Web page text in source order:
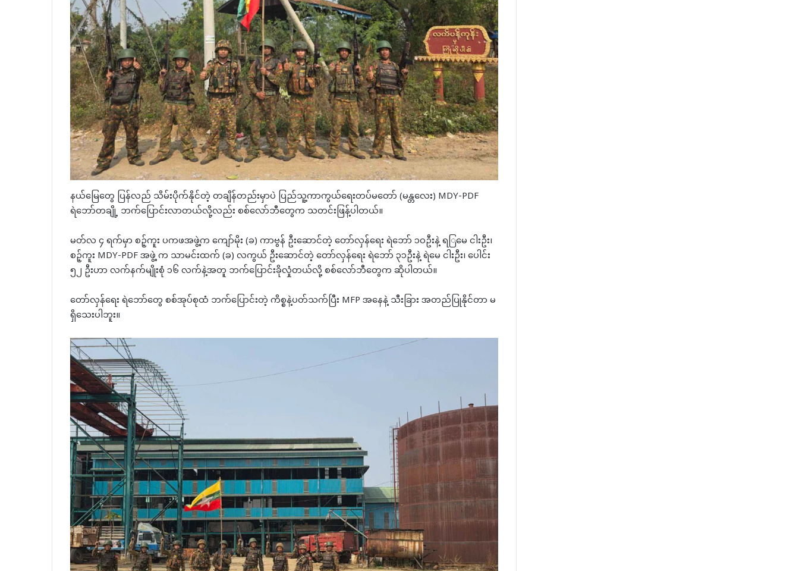
နယ်မြေတွေ ပြန်လည် သိမ်းပိုက်နိုင်တဲ့ တချိန်တည်းမှာပဲ ပြည်သူ့ကာကွယ်ရေးတပ်မတော် (မန္တလေး) MDY-PDF
ရဲဘော်တချို့ ဘက်ပြောင်းလာတယ်လို့လည်း စစ်လော်ဘီတွေက သတင်းဖြန့်ပါတယ်။
မတ်လ ၄ ရက်မှာ စဉ့်ကူး ပကဖအဖွဲ့က ကျော်မိုး (ခ) ကာဗွန် ဦးဆောင်တဲ့ တော်လှန်ရေး ရဲဘော် ၁၀ဦးနဲ့ ရ​ြမေ ငါးဦး၊
စဉ့်ကူး MDY-PDF အဖွဲ့ က သာမင်းထက် (ခ) လကွယ် ဦးဆောင်တဲ့ တော်လှန်ရေး ရဲဘော် ၃၁ဦးနဲ့ ရဲမေ ငါးဦး၊ ပေါင်း
၅၂ ဦးဟာ လက်နက်မျိုးစုံ ၁၆ လက်နဲ့အတူ ဘက်ပြောင်းခိုလှုံတယ်လို့ စစ်လော်ဘီတွေက ဆိုပါတယ်။
တော်လှန်ရေး ရဲဘော်တွေ စစ်အုပ်စုထံ ဘက်ပြောင်းတဲ့ ကိစ္စနဲ့ပတ်သက်ပြီး MFP အနေနဲ့ သီးခြား အတည်ပြုနိုင်တာ မ
ရှိသေးပါဘူး။